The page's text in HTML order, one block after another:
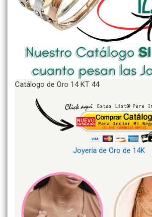
Catálogo de Oro 14 KT 44
Joyería de Oro de 14K